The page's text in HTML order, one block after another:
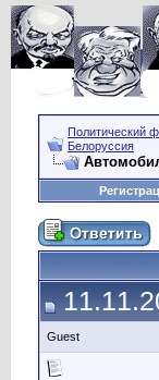
Политический
Белоруссия
Guest